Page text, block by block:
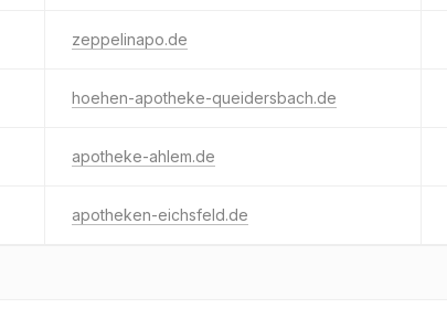
zeppelinapo.de
hoehen-apotheke-queidersbach.de
apotheke-ahlem.de
apotheken-eichsfeld.de